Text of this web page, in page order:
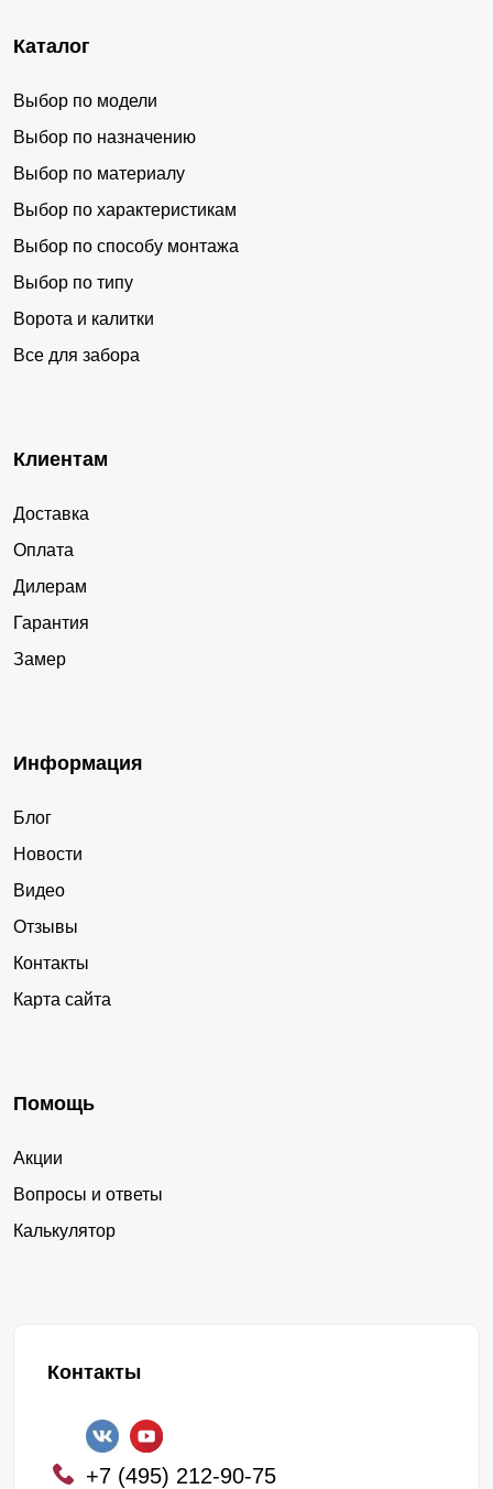
Каталог
Выбор по модели
Выбор по назначению
Выбор по материалу
Выбор по характеристикам
Выбор по способу монтажа
Выбор по типу
Ворота и калитки
Все для забора
Клиентам
Доставка
Оплата
Дилерам
Гарантия
Замер
Информация
Блог
Новости
Видео
Отзывы
Контакты
Карта сайта
Помощь
Акции
Вопросы и ответы
Калькулятор
Контакты
+7 (495) 212-90-75